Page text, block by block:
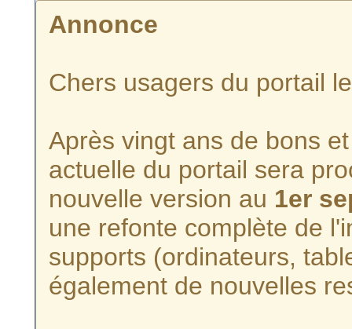
Annonce
Chers usagers du portail
Après vingt ans de bons
actuelle du portail sera
nouvelle version au 1er
une refonte complète de
supports (ordinateurs,
également de nouvelles